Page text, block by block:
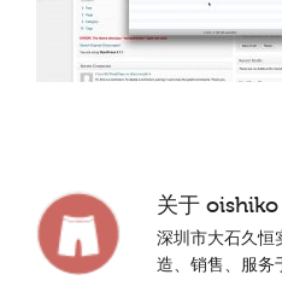
关于 oishiko
深圳市大石久恒
造、销售、服务